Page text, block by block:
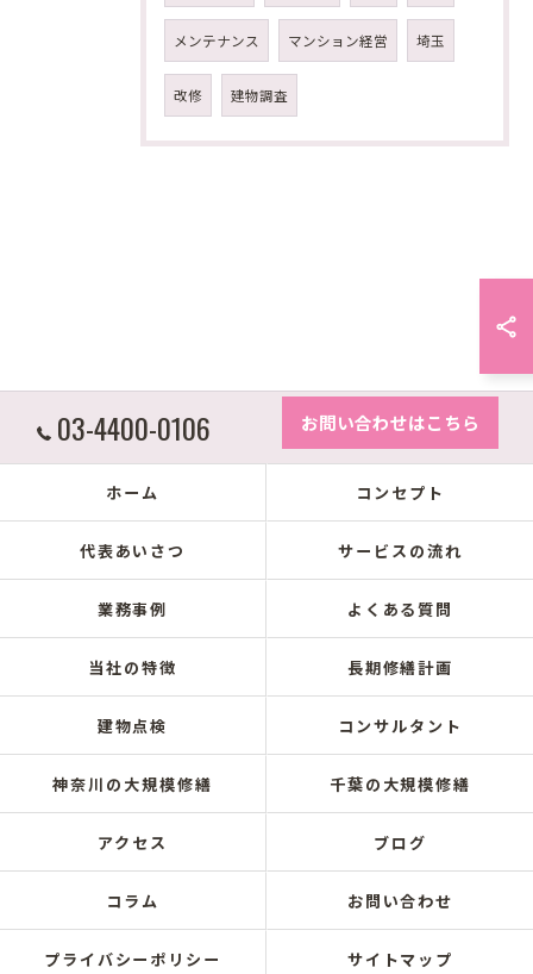
メンテナンス マンション経営 埼玉
改修 建物調査
03-4400-0106 お問い合わせはこちら
ホーム コンセプト
代表あいさつ サービスの流れ
業務事例 よくある質問
当社の特徴 長期修繕計画
建物点検 コンサルタント
神奈川の大規模修繕 千葉の大規模修繕
アクセス ブログ
コラム お問い合わせ
プライバシーポリシー サイトマップ